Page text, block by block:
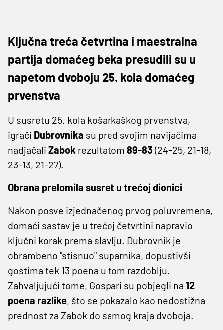
Ključna treća četvrtina i maestralna
partija domaćeg beka presudili su u
napetom dvoboju 25. kola domaćeg
prvenstva
U susretu 25. kola košarkaškog prvenstva,
igrači Dubrovnika su pred svojim navijačima
nadjačali Zabok rezultatom 89-83 (24-25, 21-18,
23-13, 21-27).
Obrana prelomila susret u trećoj dionici
Nakon posve izjednačenog prvog poluvremena,
domaći sastav je u trećoj četvrtini napravio
ključni korak prema slavlju. Dubrovnik je
obrambeno "stisnuo" suparnika, dopustivši
gostima tek 13 poena u tom razdoblju.
Zahvaljujući tome, Gospari su pobjegli na 12
poena razlike, što se pokazalo kao nedostižna
prednost za Zabok do samog kraja dvoboja.